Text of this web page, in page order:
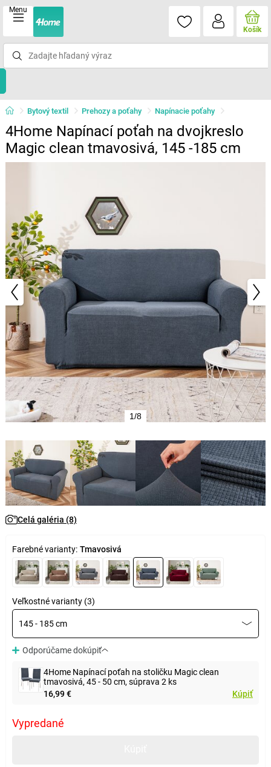
Menu
Košík
Bytový textil Prehozy a poťahy Napínacie poťahy
4Home Napínací poťah na dvojkreslo
Magic clean tmavosivá, 145 -185 cm
1/8
Celá galéria (8)
Farebné varianty: Tmavosivá
Veľkostné varianty (3)
145 - 185 cm
Odporúčame dokúpiť
4Home Napínací poťah na stoličku Magic clean
tmavosivá, 45 - 50 cm, súprava 2 ks
16,99 €
Kúpiť
Vypredané